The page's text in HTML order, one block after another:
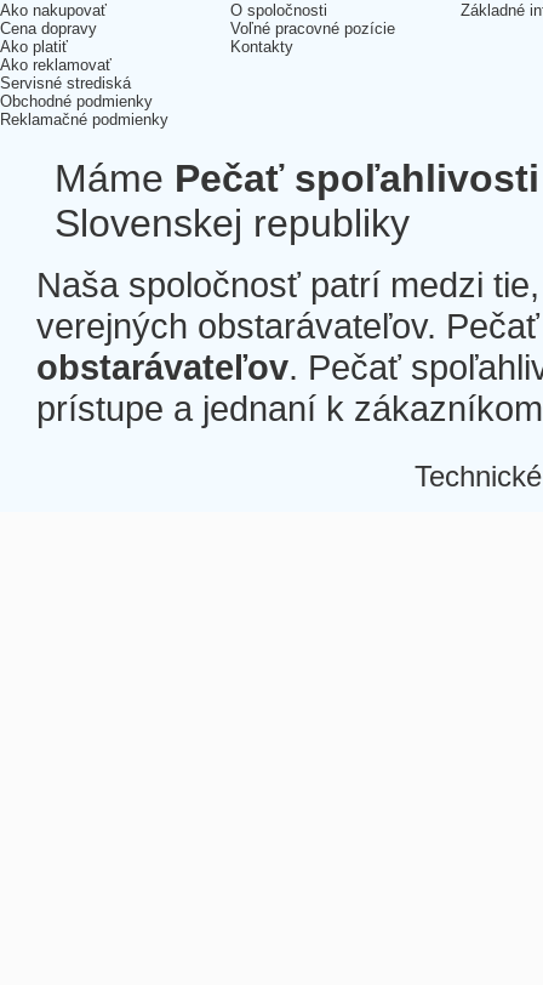
Ako nakupovať
Cena dopravy
Ako platiť
Ako reklamovať
Servisné strediská
Obchodné podmienky
Reklamačné podmienky
O spoločnosti
Voľné pracovné pozície
Kontakty
Základné
Máme Pečať spoľahlivosti
Slovenskej republiky
Naša spoločnosť patrí medzi
verejných obstarávateľov.
obstarávateľov. Pečať
prístupe a jednaní k